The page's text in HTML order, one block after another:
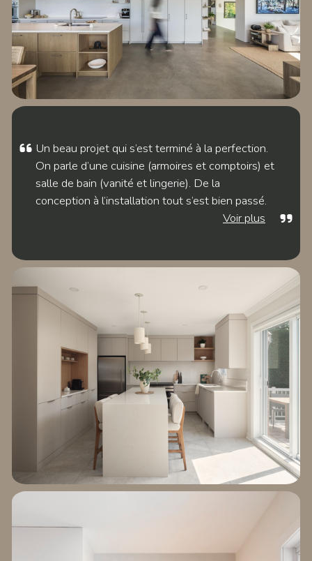
EXPLORER LE
Un beau projet qui s’est terminé à la perfection.
On parle d’une cuisine (armoires et comptoirs) et
salle de bain (vanité et lingerie). De la
conception à l’installation tout s’est bien passé.
Voir plus
EXPLORER LE
PROJET DES ALOUETTES